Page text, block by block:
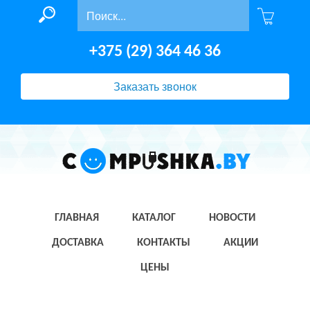
+375 (29) 364 46 36
Заказать звонок
ГЛАВНАЯ КАТАЛОГ НОВОСТИ
ДОСТАВКА КОНТАКТЫ АКЦИИ
ЦЕНЫ